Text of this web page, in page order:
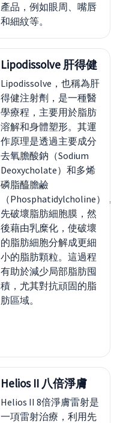
產品，例如眼周、嘴唇
和細紋等。
Lipodissolve 肝得健
Lipodissolve，也稱為肝
得健注射劑，是一種醫
學療程，主要用於脂肪
溶解和身體塑形。其運
作原理是透過主要成分
去氧膽酸鈉（Sodium
Deoxycholate）和多烯
磷脂醯膽鹼
（Phosphatidylcholine），
先破壞脂肪細胞膜，然
後藉由乳糜化，使破壞
的脂肪細胞分解成更細
小的脂肪顆粒。這過程
有助於減少局部脂肪囤
積，尤其對抗頑固的脂
肪區域。
Helios II 八倍淨膚
Helios II 8倍淨膚雷射是
一項雷射治療，利用先